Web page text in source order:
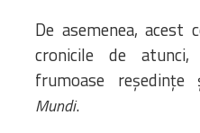
De asemenea, acest
cronicile de
frumoase reședințe
Mundi.